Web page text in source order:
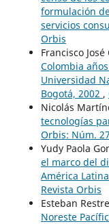
formulación
servicios
Orbis
Francisco
Colombia
Universidad
Bogotá, 2002 ,
Nicolás
tecnologías
Orbis: Núm.
Yudy Paola
el marco del
América
Revista Orbis
Esteban
Noreste